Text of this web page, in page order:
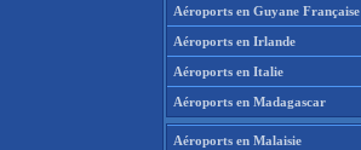
Aéroports en Guyane Française
Aéroports en Irlande
Aéroports en Italie
Aéroports en Madagascar
Aéroports en Malaisie